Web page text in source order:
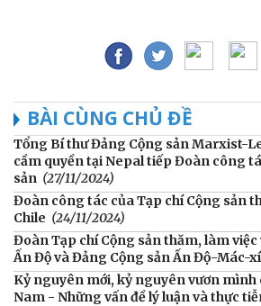
BÀI CÙNG CHỦ ĐỀ
Tổng Bí thư Đảng Cộng sản Marxist-
cầm quyền tại Nepal tiếp Đoàn công
sản (27/11/2024)
Đoàn công tác của Tạp chí Cộng sản
Chile (24/11/2024)
Đoàn Tạp chí Cộng sản thăm, làm
Ấn Độ và Đảng Cộng sản Ấn Độ-Mác-
Kỷ nguyên mới, kỷ nguyên vươn mình
Nam - Những vấn đề lý luận và thực